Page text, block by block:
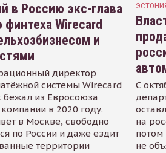
в Россию экс-глава
финтеха Wirecard
и
директор
системы Wirecard
бежал из Евросоюза
в 2020 году.
в Москве, свободно
по России и даже ездит
территории
С
на
не